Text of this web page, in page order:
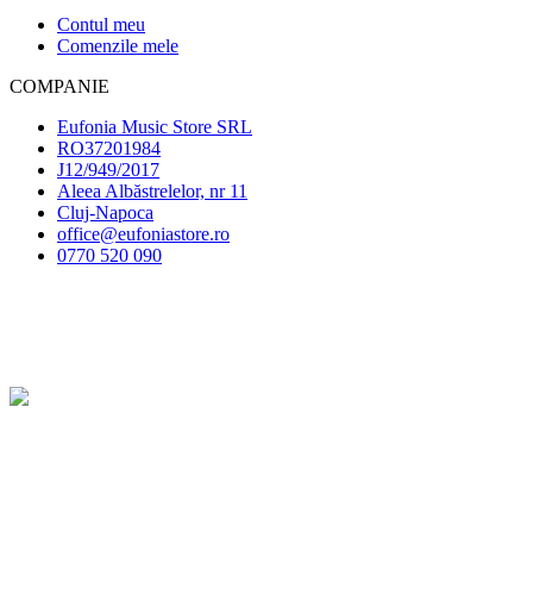
Contul meu
Comenzile mele
COMPANIE
Eufonia Music Store SRL
RO37201984
J12/949/2017
Aleea Albăstrelelor, nr 11
Cluj-Napoca
office@eufoniastore.ro
0770 520 090